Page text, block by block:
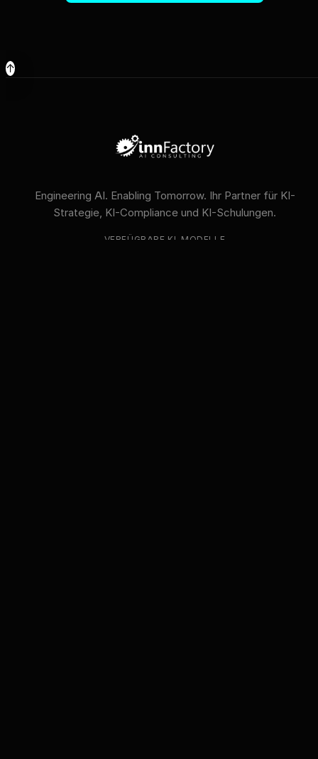
↑
Engineering AI. Enabling Tomorrow. Ihr Partner für KI-
Strategie, KI-Compliance und KI-Schulungen.
VERFÜGBARE KI-MODELLE